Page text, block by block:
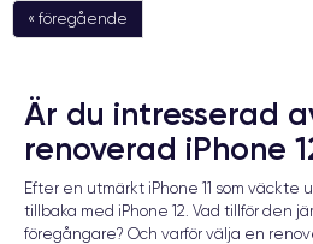
« föregående
Är du intresserad
renoverad iPhone
Efter en utmärkt iPhone 11 som väckte
tillbaka med iPhone 12. Vad tillför den
föregångare? Och varför välja en